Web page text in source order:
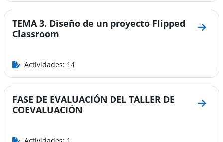
TEMA 3. Diseño de un proyecto Flipped
Classroom
Ir a
Actividades: 14
FASE DE EVALUACIÓN DEL TALLER DE
COEVALUACIÓN
Ir a